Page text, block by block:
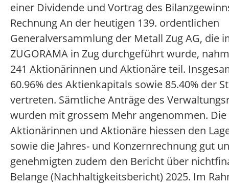
einer Dividende und Vortrag des
Rechnung An der heutigen 139. ordentlichen
Generalversammlung der Metall Zug AG, die
ZUGORAMA in Zug durchgeführt wurde,
241 Aktionärinnen und Aktionäre teil.
60.96% des Aktienkapitals sowie 85.40% der
vertreten. Sämtliche Anträge des
wurden mit grossem Mehr angenommen. Die
Aktionärinnen und Aktionäre hiessen den
sowie die Jahres- und Konzernrechnung gut
genehmigten zudem den Bericht über
Belange (Nachhaltigkeitsbericht) 2025. Im